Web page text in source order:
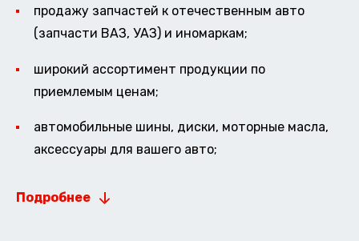
продажу запчастей к отечественным авто
(запчасти ВАЗ, УАЗ) и иномаркам;
широкий ассортимент продукции по
приемлемым ценам;
автомобильные шины, диски, моторные масла,
аксессуары для вашего авто;
Подробнее